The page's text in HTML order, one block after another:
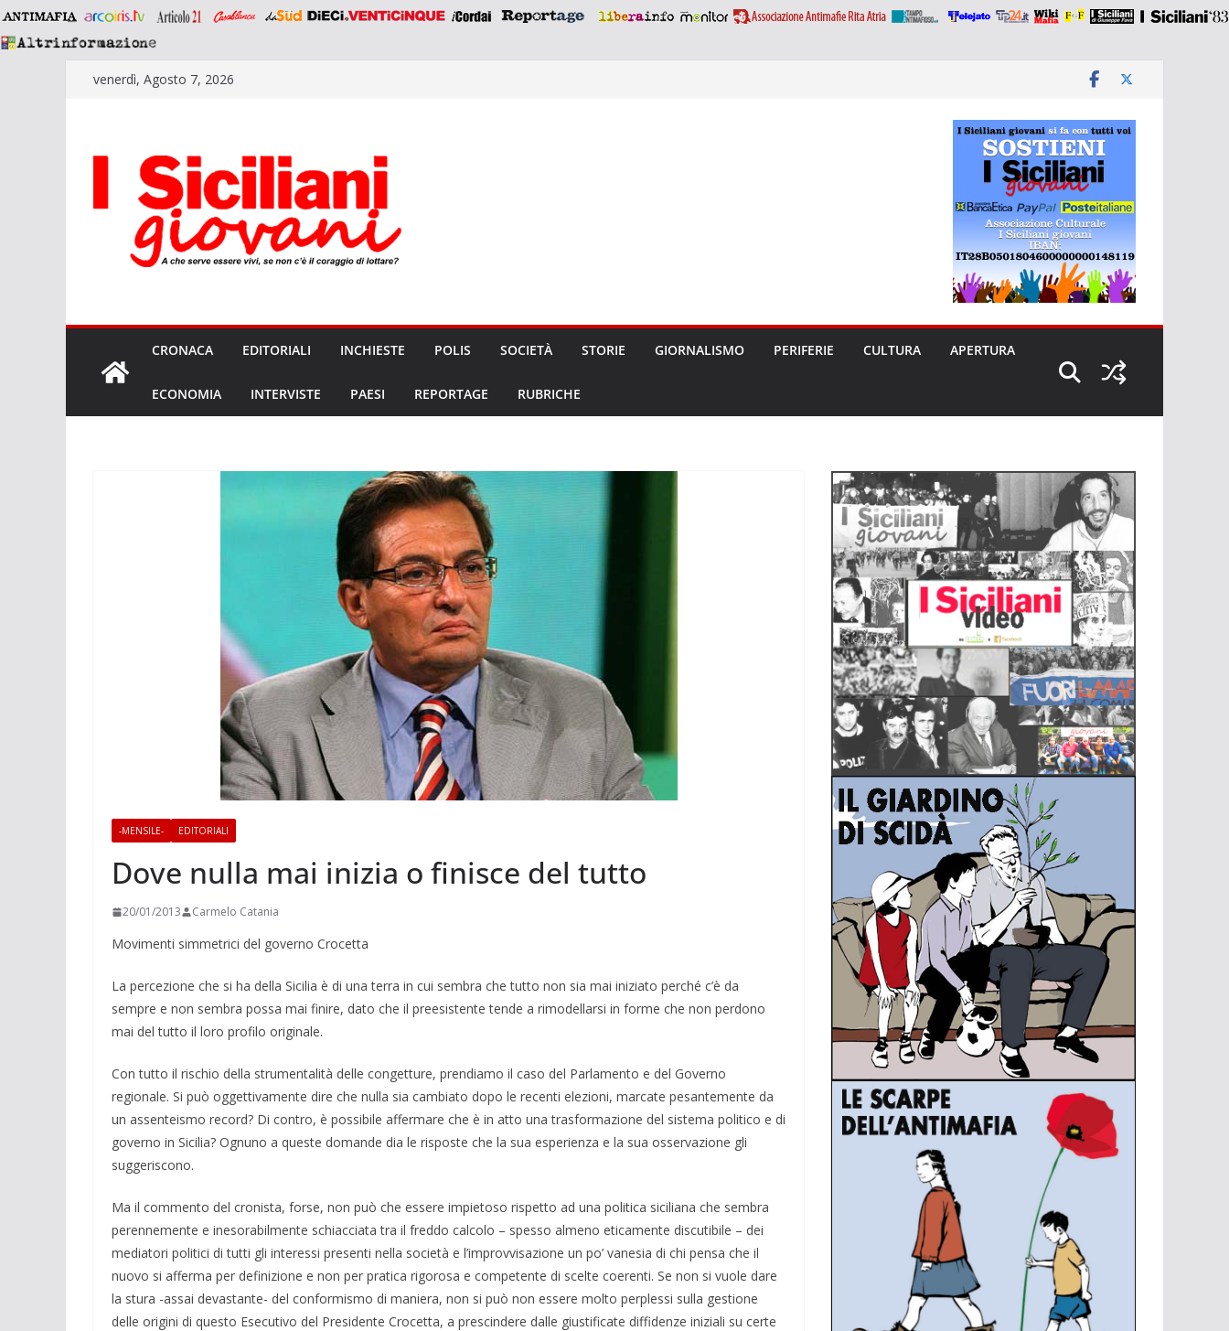
Saltavenerdì, Agosto 7, 2026
CRONACA EDITORIALI INCHIESTE POLIS SOCIETÀ STORIE GIORNALISMO PERIFERIE CULTURA APERTURA
ECONOMIA INTERVISTE PAESI REPORTAGE RUBRICHE
-MENSILE- EDITORIALI
Dove nulla mai inizia o finisce del tutto
20/01/2013 Carmelo Catania
Movimenti simmetrici del governo Crocetta
La percezione che si ha della Sicilia è di una terra in cui sembra che tutto non sia mai iniziato perché c’è da
sempre e non sembra possa mai finire, dato che il preesistente tende a rimodellarsi in forme che non perdono
mai del tutto il loro profilo originale.
Con tutto il rischio della strumentalità delle congetture, prendiamo il caso del Parlamento e del Governo
regionale. Si può oggettivamente dire che nulla sia cambiato dopo le recenti elezioni, marcate pesantemente da
un assenteismo record? Di contro, è possibile affermare che è in atto una trasformazione del sistema politico e di
governo in Sicilia? Ognuno a queste domande dia le risposte che la sua esperienza e la sua osservazione gli
suggeriscono.
Ma il commento del cronista, forse, non può che essere impietoso rispetto ad una politica siciliana che sembra
perennemente e inesorabilmente schiacciata tra il freddo calcolo – spesso almeno eticamente discutibile – dei
mediatori politici di tutti gli interessi presenti nella società e l’improvvisazione un po’ vanesia di chi pensa che il
nuovo si afferma per definizione e non per pratica rigorosa e competente di scelte coerenti. Se non si vuole dare
la stura -assai devastante- del conformismo di maniera, non si può non essere molto perplessi sulla gestione
delle origini di questo Esecutivo del Presidente Crocetta, a prescindere dalle giustificate diffidenze iniziali su certe